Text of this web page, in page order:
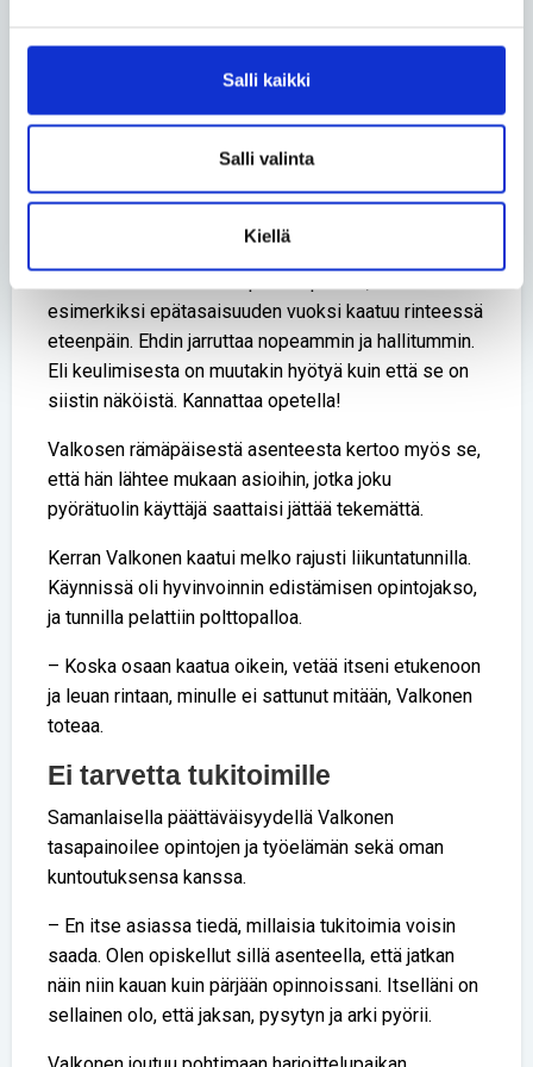
Salli kaikki
Salli valinta
Kiellä
senkin takia suosittelen paralajeja.
alamäessä. Kun keskivartaloa jännittää ja
painopistettä hienovaraisesti siirtää, pääsee
liikkumaan turvallisesti takapyörien varassa.
esimerkiksi epätasaisuuden vuoksi kaatuu rinteessä
eteenpäin. Ehdin jarruttaa nopeammin ja hallitummin.
Eli keulimisesta on muutakin hyötyä kuin että se on
siistin näköistä. Kannattaa opetella!
Valkosen rämäpäisestä asenteesta kertoo myös se,
että hän lähtee mukaan asioihin, jotka joku
pyörätuolin käyttäjä saattaisi jättää tekemättä.
Kerran Valkonen kaatui melko rajusti liikuntatunnilla.
Käynnissä oli hyvinvoinnin edistämisen opintojakso,
ja tunnilla pelattiin polttopalloa.
– Koska osaan kaatua oikein, vetää itseni etukenoon
ja leuan rintaan, minulle ei sattunut mitään, Valkonen
toteaa.
Ei tarvetta tukitoimille
Samanlaisella päättäväisyydellä Valkonen
tasapainoilee opintojen ja työelämän sekä oman
kuntoutuksensa kanssa.
– En itse asiassa tiedä, millaisia tukitoimia voisin
saada. Olen opiskellut sillä asenteella, että jatkan
näin niin kauan kuin pärjään opinnoissani. Itselläni on
sellainen olo, että jaksan, pysytyn ja arki pyörii.